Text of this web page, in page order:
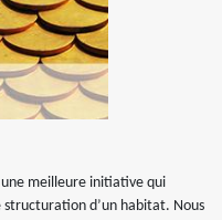
meilleure initiative qui
d’un habitat. Nous